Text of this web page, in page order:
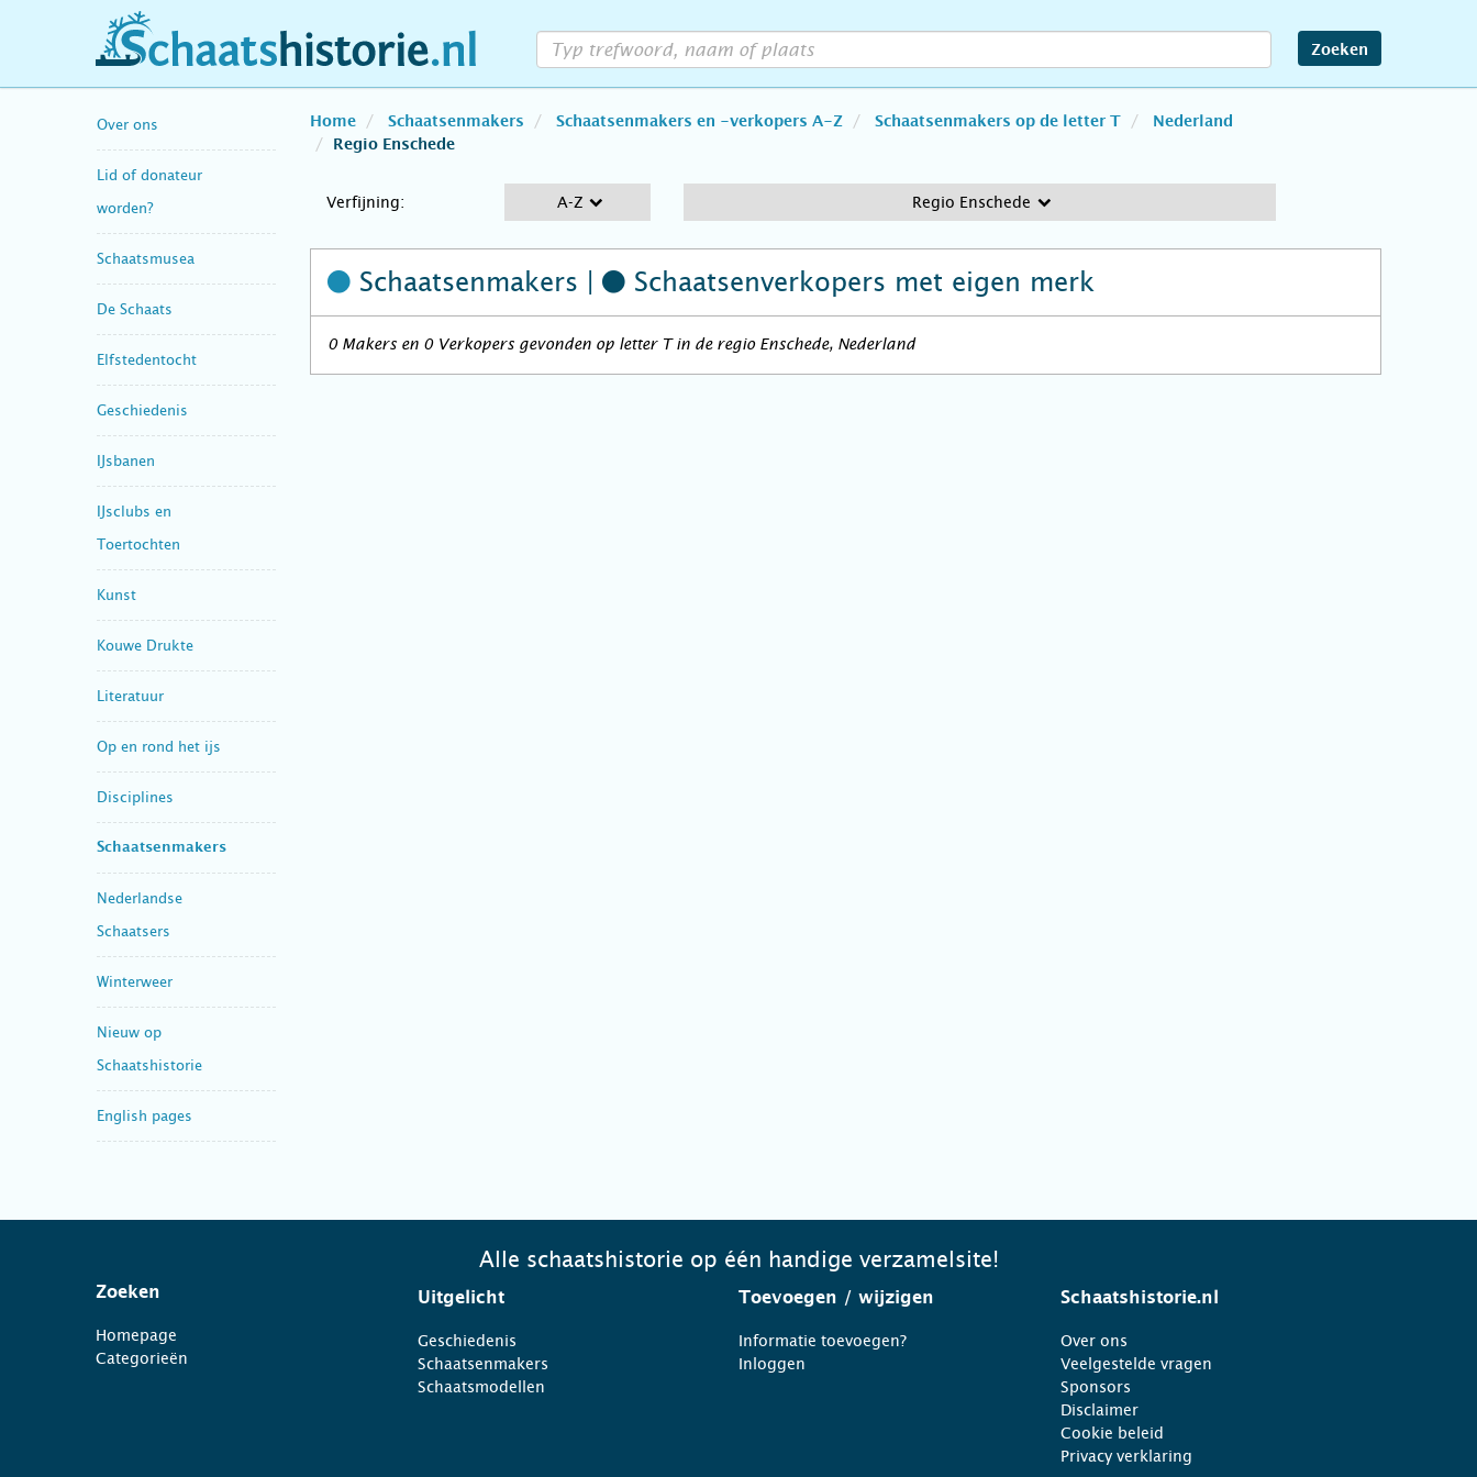
schaatshistorie.nl Zoeken
Over ons
Lid of donateur
worden?
Schaatsmusea
De Schaats
Elfstedentocht
Geschiedenis
IJsbanen
IJsclubs en
Toertochten
Kunst
Kouwe Drukte
Literatuur
Op en rond het ijs
Disciplines
Schaatsenmakers
Nederlandse
Schaatsers
Winterweer
Nieuw op
Schaatshistorie
English pages
Home Schaatsenmakers Schaatsenmakers en -verkopers A-Z Schaatsenmakers op de letter T
Nederland
Regio Enschede
Verfijning: A-Z Regio Enschede
Schaatsenmakers | Schaatsenverkopers met eigen merk
0 Makers en 0 Verkopers gevonden op letter T in de regio Enschede, Nederland
Alle schaatshistorie op één handige verzamelsite!
Zoeken
Homepage
Categorieën
Uitgelicht
Geschiedenis
Schaatsenmakers
Schaatsmodellen
Toevoegen / wijzigen
Informatie toevoegen?
Inloggen
Schaatshistorie.nl
Over ons
Veelgestelde vragen
Sponsors
Disclaimer
Cookie beleid
Privacy verklaring